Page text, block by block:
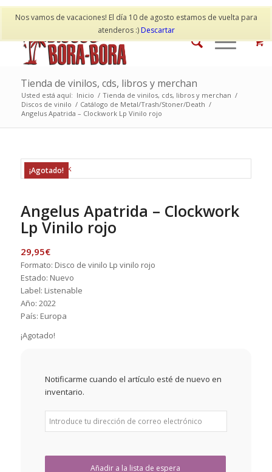
Nos vamos de vacaciones! El día 10 de agosto estamos de vuelta para
atenderos :)Descartar
Mi cuenta Contacto
Tienda de vinilos, cds, libros y merchan
Usted está aquí: Inicio / Tienda de vinilos, cds, libros y merchan /
Discos de vinilo / Catálogo de Metal/Trash/Stoner/Death /
Angelus Apatrida – Clockwork Lp Vinilo rojo
¡Agotado!
Angelus Apatrida – Clockwork
Lp Vinilo rojo
29,95€
Formato: Disco de vinilo Lp vinilo rojo
Estado: Nuevo
Label: Listenable
Año: 2022
País: Europa
¡Agotado!
Notificarme cuando el artículo esté de nuevo en
inventario.